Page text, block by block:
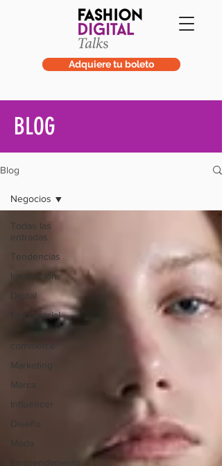
Adquiere tu boleto
BLOG
Blog
Todas las
entradas
Tendencias
Innovación
Digital
Empresarial
commerce
Marketing
Marca
Influencer
Diseño
Moda
Emprendimiento
Negocios